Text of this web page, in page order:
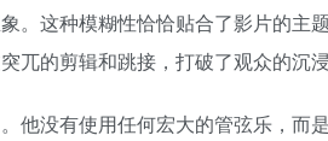
。这种模糊性恰恰贴合了影片的
兀的剪辑和跳接，打破了观众的沉
他没有使用任何宏大的管弦乐，